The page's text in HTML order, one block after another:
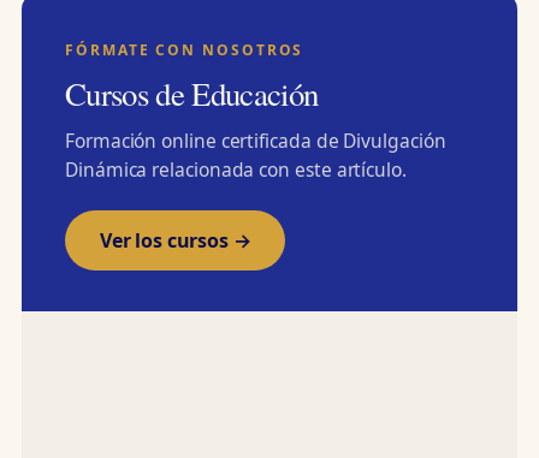
FÓRMATE CON NOSOTROS
Cursos de Educación
Formación online certificada de Divulgación
Dinámica relacionada con este artículo.
Ver los cursos →